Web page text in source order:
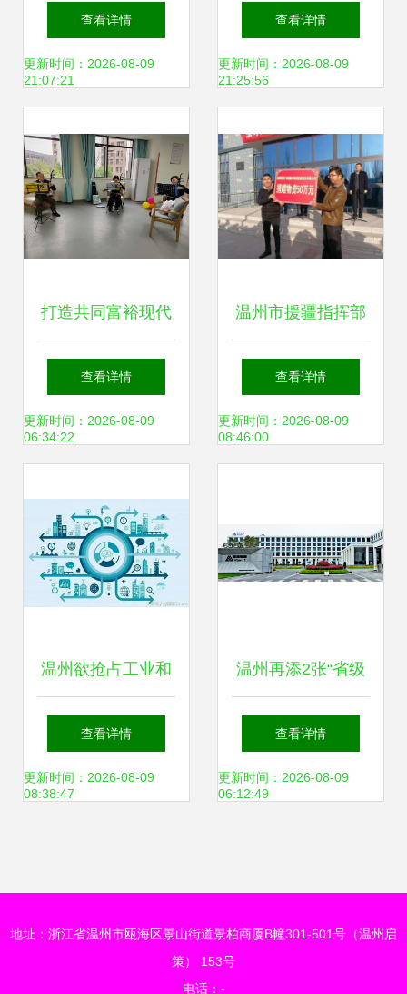
温州网络技术服务
发展机遇
查看详情
更新时间：2026-08-09
21:07:21
术服务 洞察温州前
沿产品与服务生态
查看详情
更新时间：2026-08-09
21:25:56
打造共同富裕现代
化基本单元 浙江调
好“三种味道”
查看详情
更新时间：2026-08-09
06:34:22
温州市援疆指挥部
举行滨河社区“交钥
匙”暨温拜扶贫捐赠
查看详情
更新时间：2026-08-09
08:46:00
温州欲抢占工业和
能源物联网先机丨
行业观察
查看详情
更新时间：2026-08-09
08:38:47
温州再添2张“省级
名片” 侨商与鞋企
选入网络技术试点
查看详情
更新时间：2026-08-09
06:12:49
地址：浙江省温州市瓯海区景山街道景柏商厦B幢301-501号（温州启
策） 153号
电话：-